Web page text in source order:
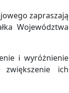
zapraszają
Województwa
i wyróżnienie
ich